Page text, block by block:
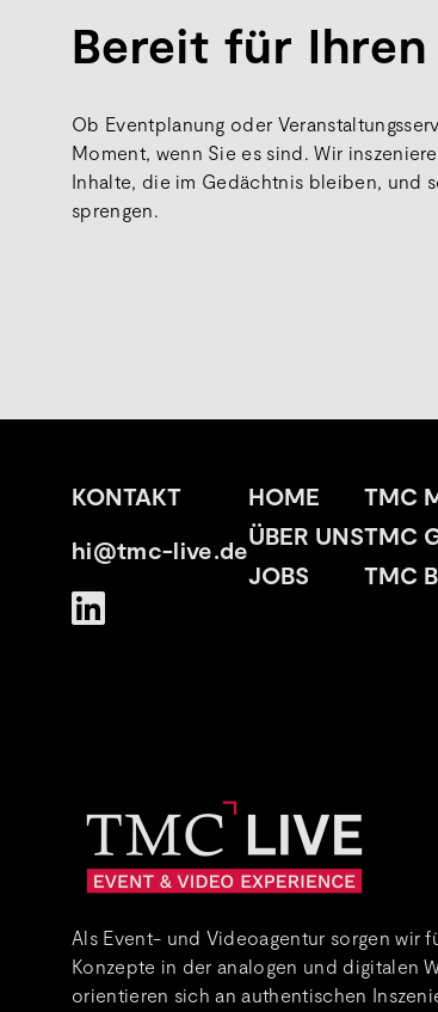
Bereit für
Ob Eventplanung oder
Moment, wenn Sie es sind. Wir
Inhalte, die im Gedächtnis bleiben, und
sprengen.
KONTAKT
hi@tmc-live.de
HOME
ÜBER UNS
JOBS
TMC
TMC
TMC
Als Event- und Videoagentur sorgen wir
Konzepte in der analogen und digitalen
orientieren sich an authentischen